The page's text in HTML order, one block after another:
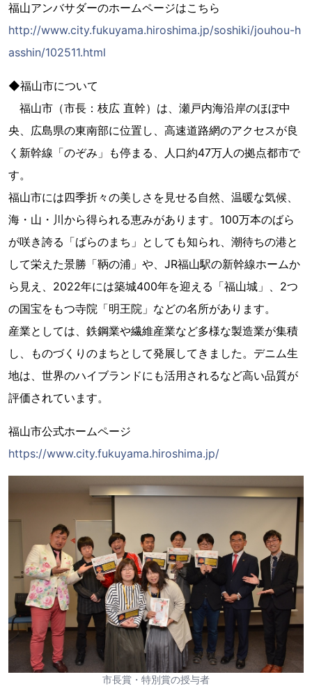
福山アンバサダーのホームページはこちら
http://www.city.fukuyama.hiroshima.jp/soshiki/jouhou-h
asshin/102511.html
◆福山市について
福山市（市長：枝広 直幹）は、瀬戸内海沿岸のほぼ中
央、広島県の東南部に位置し、高速道路網のアクセスが良
く新幹線「のぞみ」も停まる、人口約47万人の拠点都市で
す。
福山市には四季折々の美しさを見せる自然、温暖な気候、
海・山・川から得られる恵みがあります。100万本のばら
が咲き誇る「ばらのまち」としても知られ、潮待ちの港と
して栄えた景勝「鞆の浦」や、JR福山駅の新幹線ホームか
ら見え、2022年には築城400年を迎える「福山城」、2つ
の国宝をもつ寺院「明王院」などの名所があります。
産業としては、鉄鋼業や繊維産業など多様な製造業が集積
し、ものづくりのまちとして発展してきました。デニム生
地は、世界のハイブランドにも活用されるなど高い品質が
評価されています。
福山市公式ホームページ
https://www.city.fukuyama.hiroshima.jp/
市長賞・特別賞の授与者